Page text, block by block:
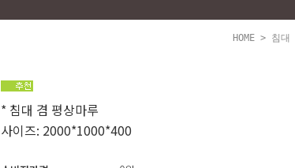
HOME > 침대
* 침대 겸 평상마루
사이즈: 2000*1000*400